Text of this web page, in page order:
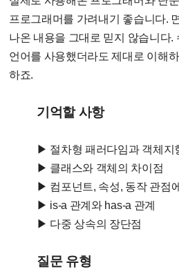
프로그래머를 가려내기 좋습니다.
나온 내용을 그대로 믿지 않습니다.
언어를 사용했더라도 제대로 이해
하죠.
기억할 사항
▶ 절차형 패러다임과 객체지
▶ 클래스와 객체의 차이점
▶ 컴포넌트, 속성, 동작 관점
▶ is-a 관계와 has-a 관계
▶ 다중 상속의 장단점
질문 유형